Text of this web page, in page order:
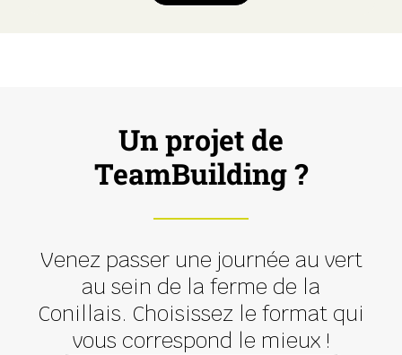
Un projet de
TeamBuilding ?
Venez passer une journée au vert
au sein de la ferme de la
Conillais. Choisissez le format qui
vous correspond le mieux !